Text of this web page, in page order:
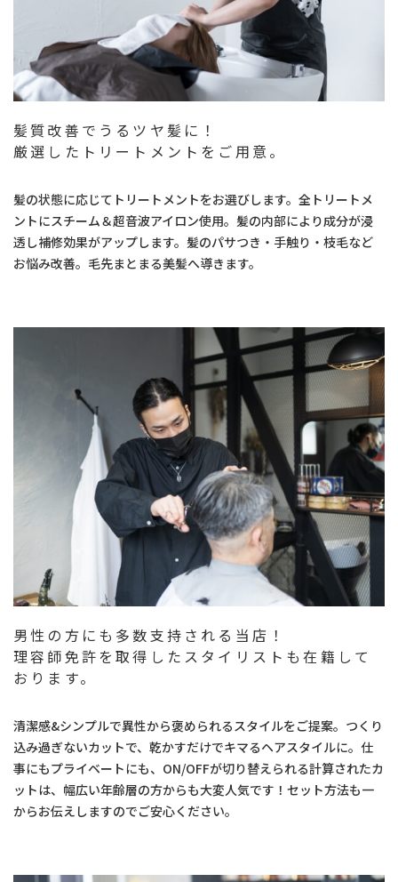
髪質改善でうるツヤ髪に！
厳選したトリートメントをご用意。
髪の状態に応じてトリートメントをお選びします。全トリートメ
ントにスチーム＆超音波アイロン使用。髪の内部により成分が浸
透し補修効果がアップします。髪のパサつき・手触り・枝毛など
お悩み改善。毛先まとまる美髪へ導きます。
男性の方にも多数支持される当店！
理容師免許を取得したスタイリストも在籍して
おります。
清潔感&シンプルで異性から褒められるスタイルをご提案。つくり
込み過ぎないカットで、乾かすだけでキマるヘアスタイルに。仕
事にもプライベートにも、ON/OFFが切り替えられる計算されたカ
ットは、幅広い年齢層の方からも大変人気です！セット方法も一
からお伝えしますのでご安心ください。